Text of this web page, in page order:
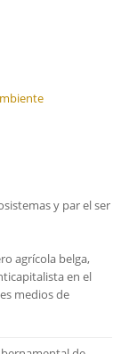
y par el ser
agrícola belga,
en el
medios de